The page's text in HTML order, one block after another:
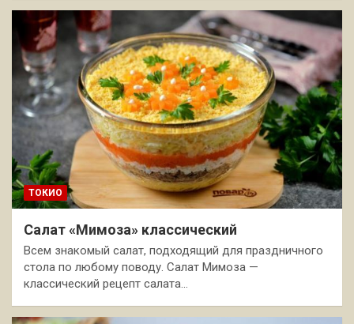
ТОКИО
Салат «Мимоза» классический
Всем знакомый салат, подходящий для праздничного
стола по любому поводу. Салат Мимоза —
классический рецепт салата…